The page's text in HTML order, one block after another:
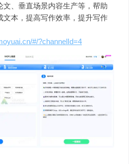
文、垂直场景内容生产等，帮助
文本，提高写作效率，提升写作
#/?channelId=4